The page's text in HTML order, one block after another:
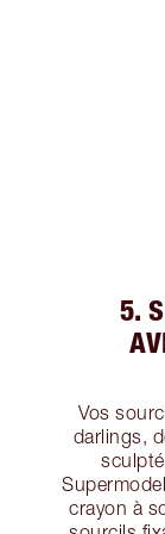
5.
Vos
darlings,
crayon à